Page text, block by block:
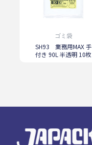
ゴミ袋
SH93 業務用MAX 手
付き 90L 半透明 10枚